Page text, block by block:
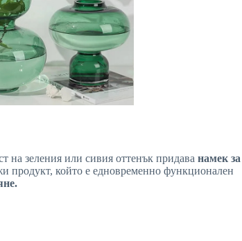
на зеления или сивия оттенък придава намек за
продукт, който е едновременно функционален